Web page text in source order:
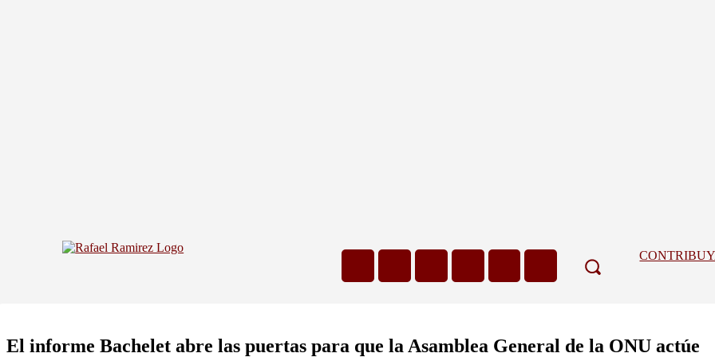
El informe Bachelet abre las puertas para que la Asamblea General de la ONU actúe